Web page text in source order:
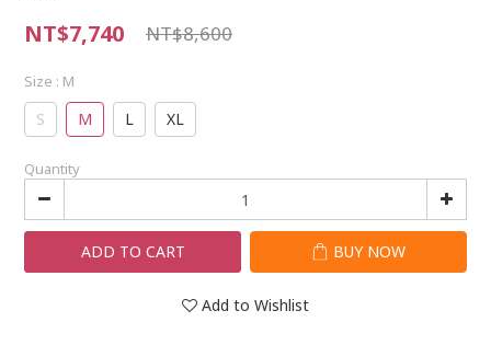
NT$7,740 NT$8,600
Size : M
S M L XL
Quantity
ADD TO CART BUY NOW
Add to Wishlist